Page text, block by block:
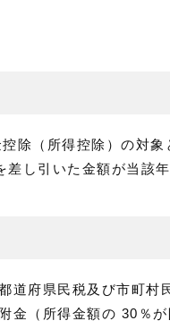
除（所得控除）の対象
し引いた金額が当該
府県民税及び市町村
金（所得金額の 30％